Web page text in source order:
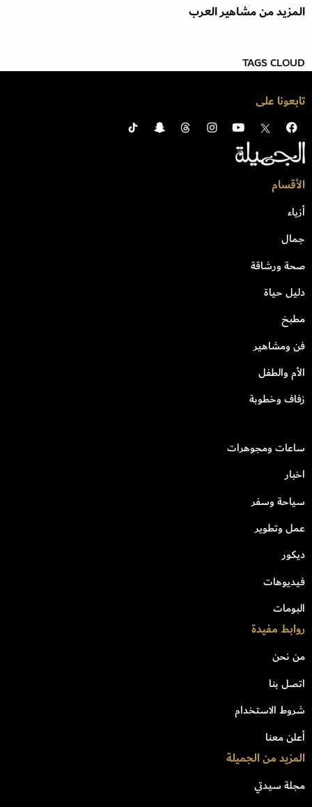
المزيد من مشاهير العرب
TAGS CLOUD
تابعونا على
الأقسام
أزياء
جمال
صحة ورشاقة
دليل حياة
مطبخ
فن ومشاهير
الأم والطفل
زفاف وخطوبة
ساعات ومجوهرات
اخبار
سياحة وسفر
عمل وتطوير
ديكور
فيديوهات
البومات
روابط مفيدة
من نحن
اتصل بنا
شروط الاستخدام
أعلن معنا
المزيد من الجميلة
مجلة سيدتي